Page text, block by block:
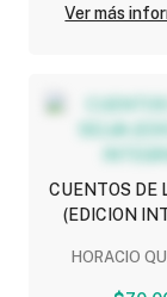
Ver más
CUENTOS DE
(EDICION
HORACIO